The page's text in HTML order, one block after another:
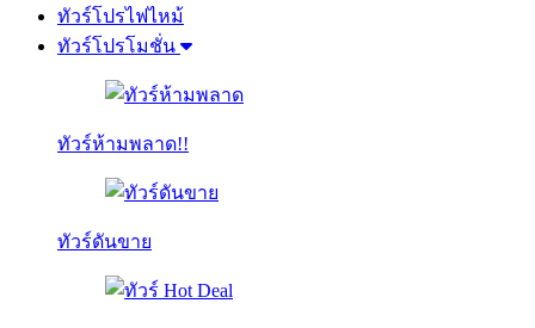
ทัวร์โปรไฟไหม้
ทัวร์โปรโมชั่น
ทัวร์ห้ามพลาด!!
ทัวร์ดันขาย